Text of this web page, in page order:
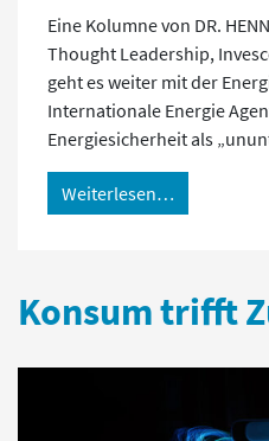
Eine Kolumne von DR.
Thought Leadership,
geht es weiter mit der
Internationale Energie
Energiesicherheit als
Weiterlesen…
Konsum trifft